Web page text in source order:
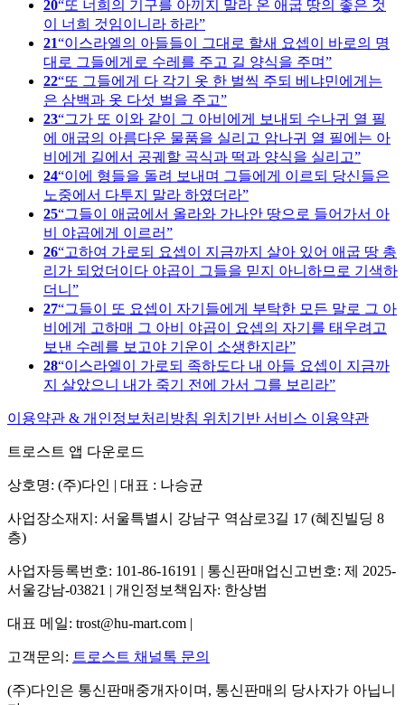
20 또 너희의 기구를 아끼지 말라 온 애굽 땅의 좋은 것
이 너희 것임이니라 하라
21 이스라엘의 아들들이 그대로 할새 요셉이 바로의 명
대로 그들에게로 수레를 주고 길 양식을 주며
22 또 그들에게 다 각기 옷 한 벌씩 주되 베냐민에게는
은 삼백과 옷 다섯 벌을 주고
23 그가 또 이와 같이 그 아비에게 보내되 수나귀 열 필
에 애굽의 아름다운 물품을 실리고 암나귀 열 필에는 아
비에게 길에서 공궤할 곡식과 떡과 양식을 실리고
24 이에 형들을 돌려 보내며 그들에게 이르되 당신들은
노중에서 다투지 말라 하였더라
25 그들이 애굽에서 올라와 가나안 땅으로 들어가서 아
비 야곱에게 이르러
26 고하여 가로되 요셉이 지금까지 살아 있어 애굽 땅 총
리가 되었더이다 야곱이 그들을 믿지 아니하므로 기색하
더니
27 그들이 또 요셉이 자기들에게 부탁한 모든 말로 그 아
비에게 고하매 그 아비 야곱이 요셉의 자기를 태우려고
보낸 수레를 보고야 기운이 소생한지라
28 이스라엘이 가로되 족하도다 내 아들 요셉이 지금까
지 살았으니 내가 죽기 전에 가서 그를 보리라
이용약관 & 개인정보처리방침 위치기반 서비스 이용약관
트로스트 앱 다운로드
상호명: (주)다인 | 대표 : 나승균
사업장소재지: 서울특별시 강남구 역삼로3길 17 (혜진빌딩 8
층)
사업자등록번호: 101-86-16191 | 통신판매업신고번호: 제 2025-
서울강남-03821 | 개인정보책임자: 한상범
대표 메일: trost@hu-mart.com |
고객문의: 트로스트 채널톡 문의
(주)다인은 통신판매중개자이며, 통신판매의 당사자가 아닙니